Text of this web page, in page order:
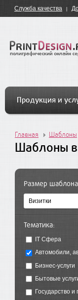
Служба качества
Продукция и
Главная Шаблоны
Шаблоны
Размер
Тематика:
IT Сфера
Автомобили,
Бизнес-услуги
Бытовые
Государство и